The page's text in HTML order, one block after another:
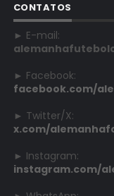
CONTATOS
► E-mail:
► Facebook:
facebook.com/
► Twitter/X:
x.com/
► Instagram:
instagram.com/